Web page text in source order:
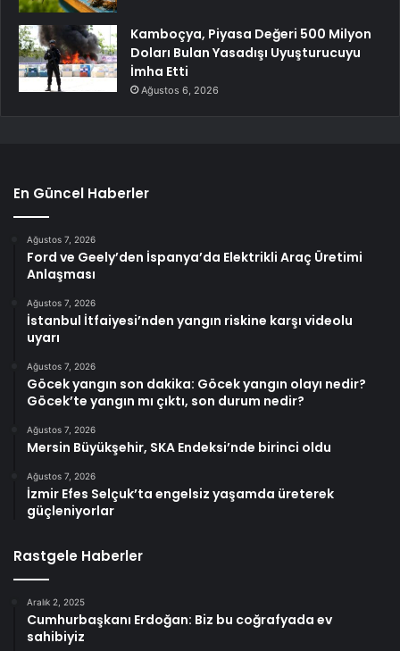
Kamboçya, Piyasa Değeri 500 Milyon
Doları Bulan Yasadışı Uyuşturucuyu
İmha Etti
Ağustos 6, 2026
En Güncel Haberler
Ağustos 7, 2026
Ford ve Geely’den İspanya’da Elektrikli Araç Üretimi
Anlaşması
Ağustos 7, 2026
İstanbul İtfaiyesi’nden yangın riskine karşı videolu
uyarı
Ağustos 7, 2026
Göcek yangın son dakika: Göcek yangın olayı nedir?
Göcek’te yangın mı çıktı, son durum nedir?
Ağustos 7, 2026
Mersin Büyükşehir, SKA Endeksi’nde birinci oldu
Ağustos 7, 2026
İzmir Efes Selçuk’ta engelsiz yaşamda üreterek
güçleniyorlar
Rastgele Haberler
Aralık 2, 2025
Cumhurbaşkanı Erdoğan: Biz bu coğrafyada ev
sahibiyiz